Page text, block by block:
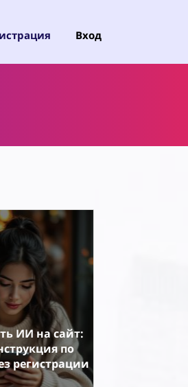
Вход
ИИ на сайт:
по
регистрации